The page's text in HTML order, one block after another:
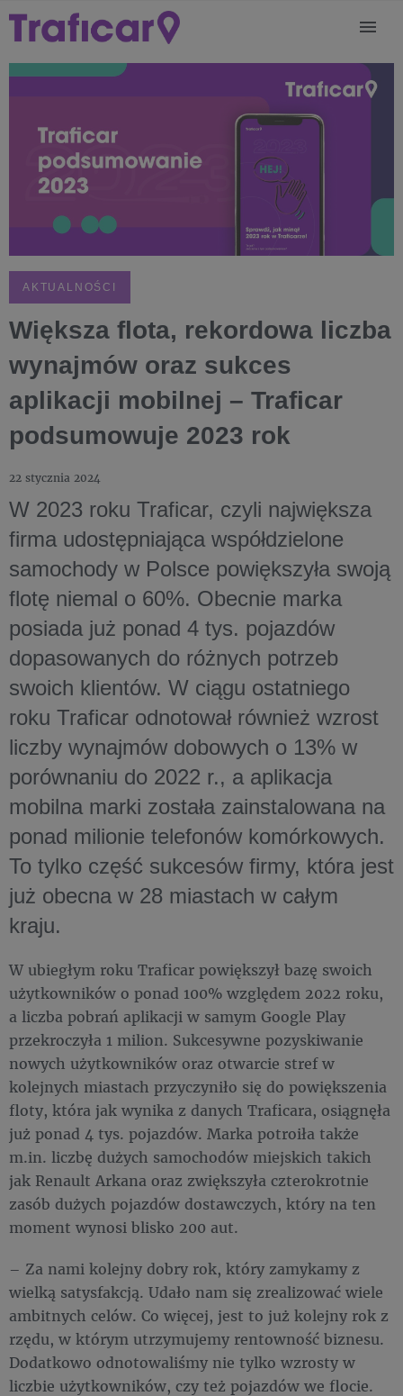
AKTUALNOŚCI
Większa flota, rekordowa liczba
wynajmów oraz sukces
aplikacji mobilnej – Traficar
podsumowuje 2023 rok
22 stycznia 2024
W 2023 roku Traficar, czyli największa
firma udostępniająca współdzielone
samochody w Polsce powiększyła swoją
flotę niemal o 60%. Obecnie marka
posiada już ponad 4 tys. pojazdów
dopasowanych do różnych potrzeb
swoich klientów. W ciągu ostatniego
roku Traficar odnotował również wzrost
liczby wynajmów dobowych o 13% w
porównaniu do 2022 r., a aplikacja
mobilna marki została zainstalowana na
ponad milionie telefonów komórkowych.
To tylko część sukcesów firmy, która jest
już obecna w 28 miastach w całym
kraju.
W ubiegłym roku Traficar powiększył bazę swoich
użytkowników o ponad 100% względem 2022 roku,
a liczba pobrań aplikacji w samym Google Play
przekroczyła 1 milion. Sukcesywne pozyskiwanie
nowych użytkowników oraz otwarcie stref w
kolejnych miastach przyczyniło się do powiększenia
floty, która jak wynika z danych Traficara, osiągnęła
już ponad 4 tys. pojazdów. Marka potroiła także
m.in. liczbę dużych samochodów miejskich takich
jak Renault Arkana oraz zwiększyła czterokrotnie
zasób dużych pojazdów dostawczych, który na ten
moment wynosi blisko 200 aut.
– Za nami kolejny dobry rok, który zamykamy z
wielką satysfakcją. Udało nam się zrealizować wiele
ambitnych celów. Co więcej, jest to już kolejny rok z
rzędu, w którym utrzymujemy rentowność biznesu.
Dodatkowo odnotowaliśmy nie tylko wzrosty w
liczbie użytkowników, czy też pojazdów we flocie.